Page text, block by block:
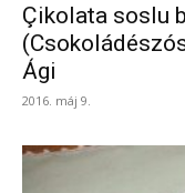
Çikolata soslu
Ági
2016. máj 9.